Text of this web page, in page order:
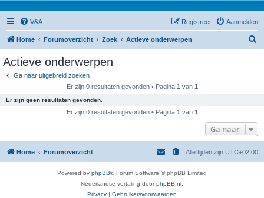
V&A Aanmelden
Registreer
Home Forumoverzicht Zoek Actieve onderwerpen
Actieve onderwerpen
Ga naar uitgebreid zoeken
Er zijn 0 resultaten gevonden • Pagina 1 van 1
Er zijn geen resultaten gevonden.
Er zijn 0 resultaten gevonden • Pagina 1 van 1
Ga naar
Home Forumoverzicht Alle tijden zijn UTC+02:00
Powered by phpBB® Forum Software © phpBB Limited
Nederlandse vertaling doorphpBB.nl
Privacy | Gebruikersvoorwaarden